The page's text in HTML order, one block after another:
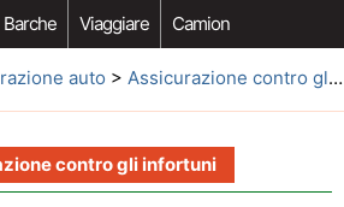
Barche Viaggiare Camion
Auto Car Opzioni Aftermarket
auto > Assicurazione contro gli infortuni
contro gli infortuni